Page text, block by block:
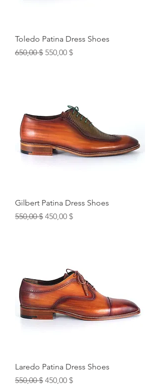
Toledo Patina Dress Shoes
Обычная цена
650,00 $ Цена со скидкой
550,00 $
Gilbert Patina Dress Shoes
Обычная цена
550,00 $ Цена со скидкой
450,00 $
Laredo Patina Dress Shoes
Обычная цена
550,00 $ Цена со скидкой
450,00 $